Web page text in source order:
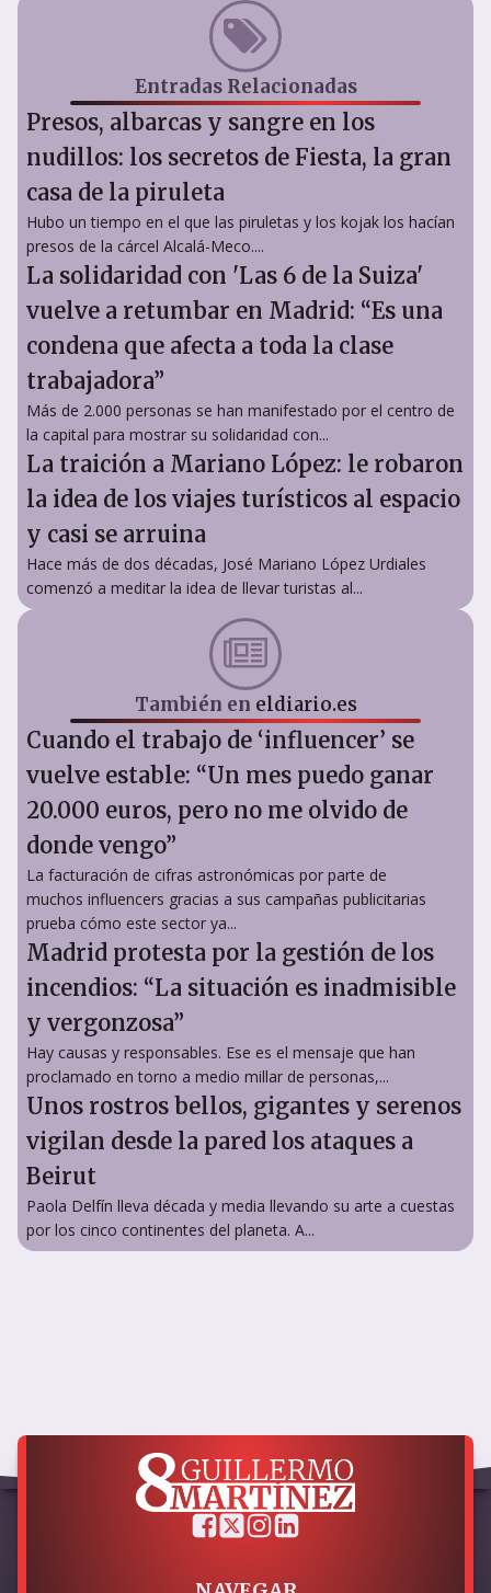
Entradas Relacionadas
Presos, albarcas y sangre en los
nudillos: los secretos de Fiesta, la gran
casa de la piruleta
Hubo un tiempo en el que las piruletas y los kojak los hacían
presos de la cárcel Alcalá-Meco....
La solidaridad con 'Las 6 de la Suiza'
vuelve a retumbar en Madrid: “Es una
condena que afecta a toda la clase
trabajadora”
Más de 2.000 personas se han manifestado por el centro de
la capital para mostrar su solidaridad con...
La traición a Mariano López: le robaron
la idea de los viajes turísticos al espacio
y casi se arruina
Hace más de dos décadas, José Mariano López Urdiales
comenzó a meditar la idea de llevar turistas al...
También en eldiario.es
Cuando el trabajo de ‘influencer’ se
vuelve estable: “Un mes puedo ganar
20.000 euros, pero no me olvido de
donde vengo”
La facturación de cifras astronómicas por parte de
muchos influencers gracias a sus campañas publicitarias
prueba cómo este sector ya...
Madrid protesta por la gestión de los
incendios: “La situación es inadmisible
y vergonzosa”
Hay causas y responsables. Ese es el mensaje que han
proclamado en torno a medio millar de personas,...
Unos rostros bellos, gigantes y serenos
vigilan desde la pared los ataques a
Beirut
Paola Delfín lleva década y media llevando su arte a cuestas
por los cinco continentes del planeta. A...